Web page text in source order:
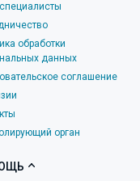
обработки
данных
соглашение
орган